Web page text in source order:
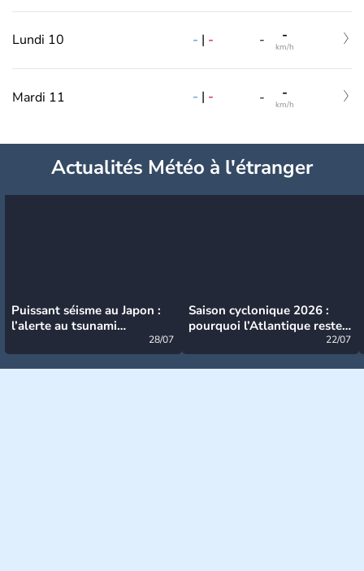
Lundi 10 - | - - -
km/h
Mardi 11 - | - - -
km/h
Actualités Météo à l'étranger
Puissant séisme au Japon :
l’alerte au tsunami
28/07
Saison cyclonique 2026 :
pourquoi l’Atlantique reste
22/07